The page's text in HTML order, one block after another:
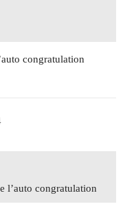
congratulation
l’auto congratulation